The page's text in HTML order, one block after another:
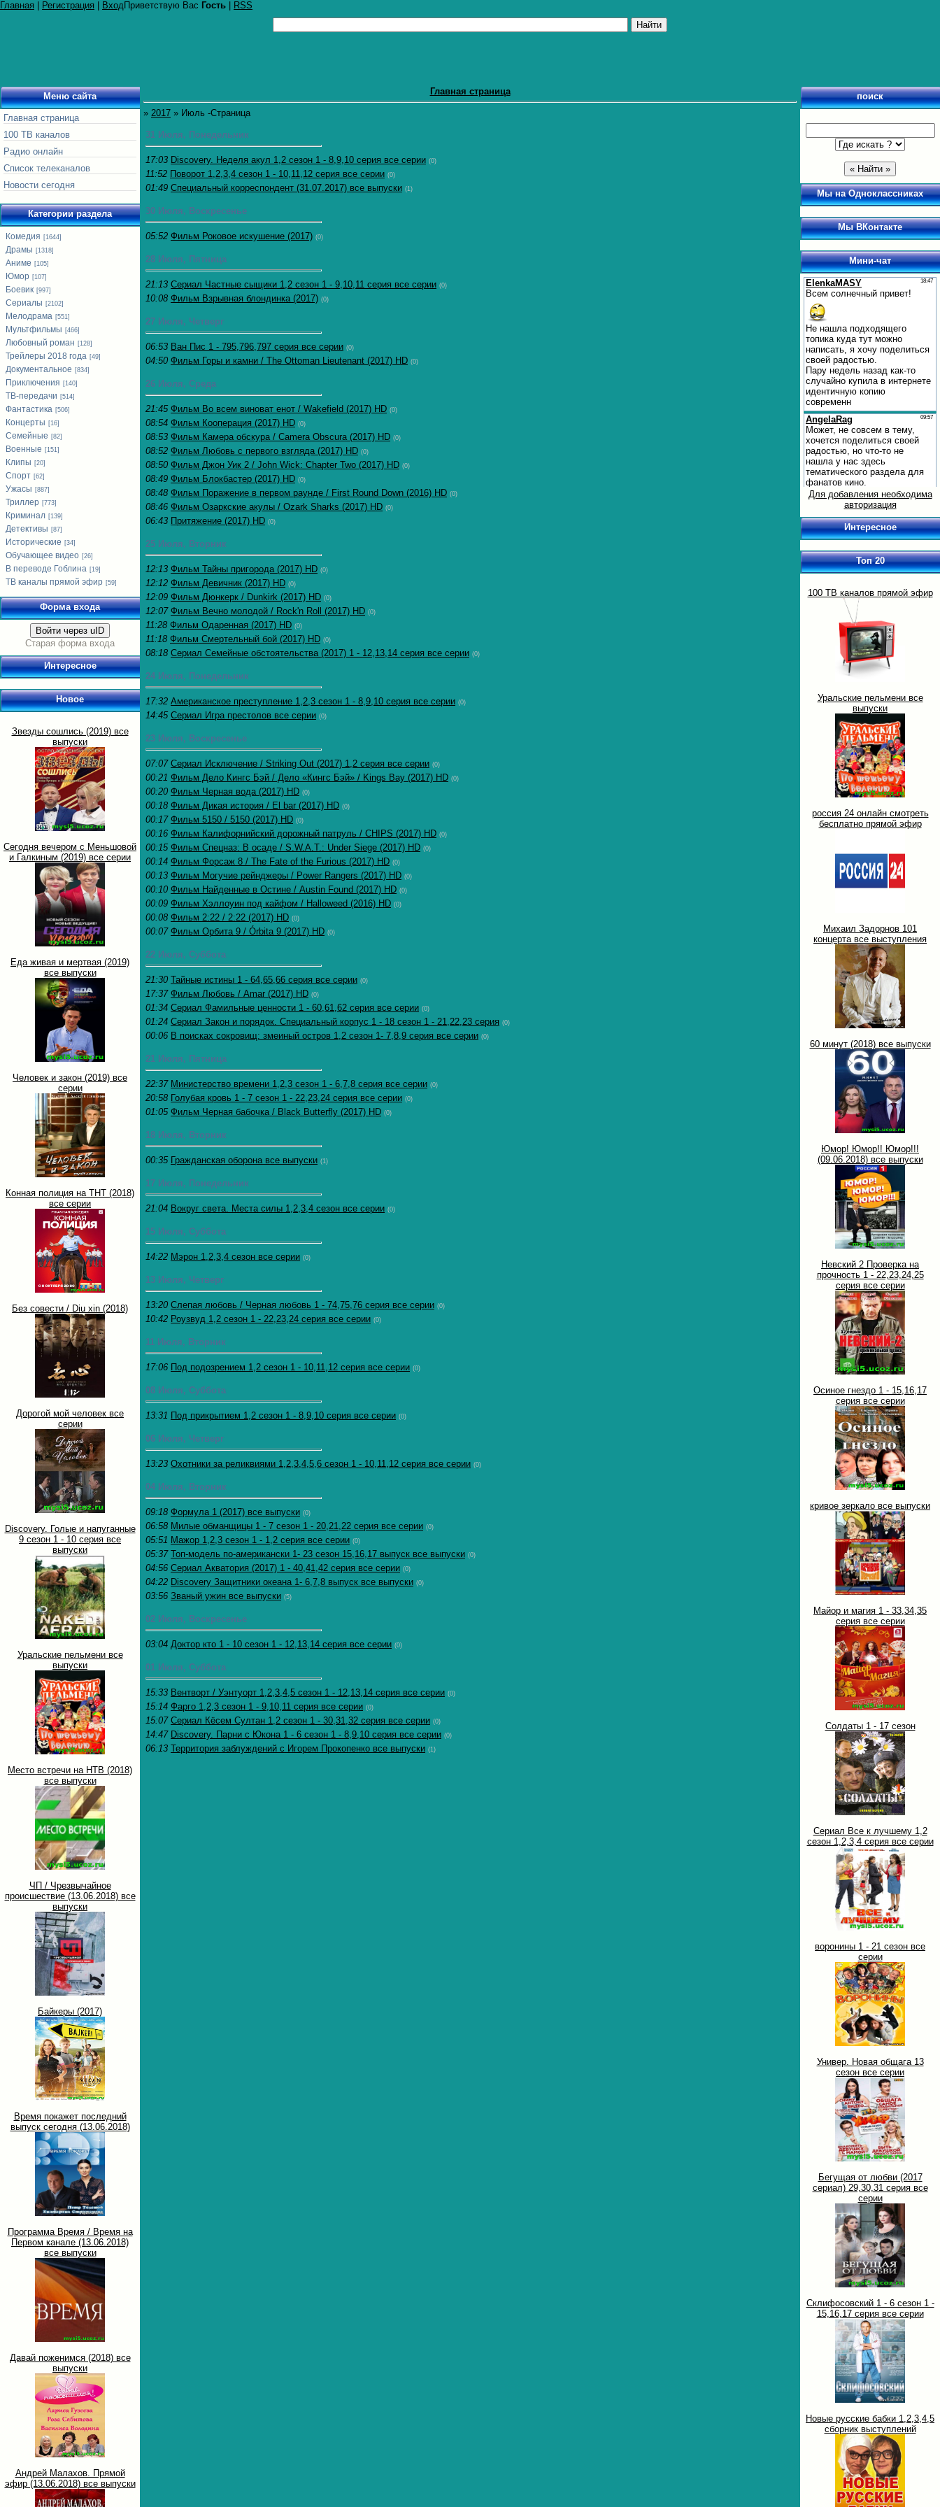
Главная Регистрация ВходПриветствую Вас Гость RSS
Меню сайта
Главная страница
100 ТВ каналов
Радио онлайн
Список телеканалов
Новости сегодня
Категории раздела
Комедия [1644]
Драмы [1318]
Аниме [105]
Юмор [107]
Боевик [997]
Сериалы [2102]
Мелодрама [551]
Мультфильмы [466]
Любовный роман [128]
Трейлеры 2018 года [49]
Документальное [834]
Приключения [140]
ТВ-передачи [514]
Фантастика [506]
Концерты [16]
Семейные [82]
Военные [151]
Клипы [20]
Спорт [62]
Ужасы [887]
Триллер [773]
Криминал [139]
Детективы [87]
Исторические [34]
Обучающее видео [26]
В переводе Гоблина [19]
ТВ каналы прямой эфир [59]
Форма входа
Войти через uID
Старая форма входа
Интересное
Новое
Звезды сошлись (2019) все
выпуски
Сегодня вечером с Меньшовой
и Галкиным (2019) все серии
Еда живая и мертвая (2019)
все выпуски
Человек и закон (2019) все
серии
Конная полиция на ТНТ (2018)
все серии
Без совести / Diu xin (2018)
Дорогой мой человек все
серии
Discovery. Голые и напуганные
9 сезон 1 - 10 серия все
выпуски
Уральские пельмени все
выпуски
Место встречи на НТВ (2018)
все выпуски
ЧП / Чрезвычайное
происшествие (13.06.2018) все
выпуски
Байкеры (2017)
Время покажет последний
выпуск сегодня (13.06.2018)
Программа Время / Время на
Первом канале (13.06.2018)
все выпуски
Давай поженимся (2018) все
выпуски
Андрей Малахов. Прямой
эфир (13.06.2018) все выпуски
Главная страница
» 2017 » Июль -Страница
31 Июля, Понедельник
17:03 Discovery. Неделя акул 1,2 сезон 1 - 8,9,10 серия все серии (0)
11:52 Поворот 1,2,3,4 сезон 1 - 10,11,12 серия все серии (0)
01:49 Специальный корреспондент (31.07.2017) все выпуски (1)
30 Июля, Воскресенье
05:52 Фильм Роковое искушение (2017) (0)
28 Июля, Пятница
21:13 Сериал Частные сыщики 1,2 сезон 1 - 9,10,11 серия все серии (0)
10:08 Фильм Взрывная блондинка (2017) (0)
27 Июля, Четверг
06:53 Ван Пис 1 - 795,796,797 серия все серии (0)
04:50 Фильм Горы и камни / The Ottoman Lieutenant (2017) HD (0)
26 Июля, Среда
21:45 Фильм Во всем виноват енот / Wakefield (2017) HD (0)
08:54 Фильм Кооперация (2017) HD (0)
08:53 Фильм Камера обскура / Camera Obscura (2017) HD (0)
08:52 Фильм Любовь с первого взгляда (2017) HD (0)
08:50 Фильм Джон Уик 2 / John Wick: Chapter Two (2017) HD (0)
08:49 Фильм Блокбастер (2017) HD (0)
08:48 Фильм Поражение в первом раунде / First Round Down (2016) HD (0)
08:46 Фильм Озаркские акулы / Ozark Sharks (2017) HD (0)
06:43 Притяжение (2017) HD (0)
25 Июля, Вторник
12:13 Фильм Тайны пригорода (2017) HD (0)
12:12 Фильм Девичник (2017) HD (0)
12:09 Фильм Дюнкерк / Dunkirk (2017) HD (0)
12:07 Фильм Вечно молодой / Rock'n Roll (2017) HD (0)
11:28 Фильм Одаренная (2017) HD (0)
11:18 Фильм Смертельный бой (2017) HD (0)
08:18 Сериал Семейные обстоятельства (2017) 1 - 12,13,14 серия все серии (0)
24 Июля, Понедельник
17:32 Американское преступление 1,2,3 сезон 1 - 8,9,10 серия все серии (0)
14:45 Сериал Игра престолов все серии (0)
23 Июля, Воскресенье
07:07 Сериал Исключение / Striking Out (2017) 1,2 серия все серии (0)
00:21 Фильм Дело Кингс Бэй / Дело «Кингс Бэй» / Kings Bay (2017) HD (0)
00:20 Фильм Черная вода (2017) HD (0)
00:18 Фильм Дикая история / El bar (2017) HD (0)
00:17 Фильм 5150 / 5150 (2017) HD (0)
00:16 Фильм Калифорнийский дорожный патруль / CHIPS (2017) HD (0)
00:15 Фильм Спецназ: В осаде / S.W.A.T.: Under Siege (2017) HD (0)
00:14 Фильм Форсаж 8 / The Fate of the Furious (2017) HD (0)
00:13 Фильм Могучие рейнджеры / Power Rangers (2017) HD (0)
00:10 Фильм Найденные в Остине / Austin Found (2017) HD (0)
00:09 Фильм Хэллоуин под кайфом / Halloweed (2016) HD (0)
00:08 Фильм 2:22 / 2:22 (2017) HD (0)
00:07 Фильм Орбита 9 / Órbita 9 (2017) HD (0)
22 Июля, Суббота
21:30 Тайные истины 1 - 64,65,66 серия все серии (0)
17:37 Фильм Любовь / Amar (2017) HD (0)
01:34 Сериал Фамильные ценности 1 - 60,61,62 серия все серии (0)
01:24 Сериал Закон и порядок. Специальный корпус 1 - 18 сезон 1 - 21,22,23 серия (0)
00:06 В поисках сокровищ: змеиный остров 1,2 сезон 1- 7,8,9 серия все серии (0)
21 Июля, Пятница
22:37 Министерство времени 1,2,3 сезон 1 - 6,7,8 серия все серии (0)
20:58 Голубая кровь 1 - 7 сезон 1 - 22,23,24 серия все серии (0)
01:05 Фильм Черная бабочка / Black Butterfly (2017) HD (0)
18 Июля, Вторник
00:35 Гражданская оборона все выпуски (1)
17 Июля, Понедельник
21:04 Вокруг света. Места силы 1,2,3,4 сезон все серии (0)
15 Июля, Суббота
14:22 Мэрон 1,2,3,4 сезон все серии (0)
13 Июля, Четверг
13:20 Слепая любовь / Черная любовь 1 - 74,75,76 серия все серии (0)
10:42 Роузвуд 1,2 сезон 1 - 22,23,24 серия все серии (0)
11 Июля, Вторник
17:06 Под подозрением 1,2 сезон 1 - 10,11,12 серия все серии (0)
08 Июля, Суббота
13:31 Под прикрытием 1,2 сезон 1 - 8,9,10 серия все серии (0)
06 Июля, Четверг
13:23 Охотники за реликвиями 1,2,3,4,5,6 сезон 1 - 10,11,12 серия все серии (0)
04 Июля, Вторник
09:18 Формула 1 (2017) все выпуски (0)
06:58 Милые обманщицы 1 - 7 сезон 1 - 20,21,22 серия все серии (0)
05:51 Мажор 1,2,3 сезон 1 - 1,2 серия все серии (0)
05:37 Топ-модель по-американски 1- 23 сезон 15,16,17 выпуск все выпуски (0)
04:56 Сериал Акватория (2017) 1 - 40,41,42 серия все серии (0)
04:22 Discovery Защитники океана 1- 6,7,8 выпуск все выпуски (0)
03:56 Званый ужин все выпуски (5)
02 Июля, Воскресенье
03:04 Доктор кто 1 - 10 сезон 1 - 12,13,14 серия все серии (0)
01 Июля, Суббота
15:33 Вентворт / Уэнтуорт 1,2,3,4,5 сезон 1 - 12,13,14 серия все серии (0)
15:14 Фарго 1,2,3 сезон 1 - 9,10,11 серия все серии (0)
15:07 Сериал Кёсем Султан 1,2 сезон 1 - 30,31,32 серия все серии (0)
14:47 Discovery. Парни с Юкона 1 - 6 сезон 1 - 8,9,10 серия все серии (0)
06:13 Территория заблуждений с Игорем Прокопенко все выпуски (1)
поиск
Мы на Одноклассниках
Мы ВКонтакте
Мини-чат
Для добавления необходима
авторизация
Интересное
Топ 20
100 ТВ каналов прямой эфир
Уральские пельмени все
выпуски
россия 24 онлайн смотреть
бесплатно прямой эфир
Михаил Задорнов 101
концерта все выступления
60 минут (2018) все выпуски
Юмор! Юмор!! Юмор!!!
(09.06.2018) все выпуски
Невский 2 Проверка на
прочность 1 - 22,23,24,25
серия все серии
Осиное гнездо 1 - 15,16,17
серия все серии
кривое зеркало все выпуски
Майор и магия 1 - 33,34,35
серия все серии
Солдаты 1 - 17 сезон
Сериал Все к лучшему 1,2
сезон 1,2,3,4 серия все серии
воронины 1 - 21 сезон все
серии
Универ. Новая общага 13
сезон все серии
Бегущая от любви (2017
сериал) 29,30,31 серия все
серии
Склифосовский 1 - 6 сезон 1 -
15,16,17 серия все серии
Новые русские бабки 1,2,3,4,5
сборник выступлений